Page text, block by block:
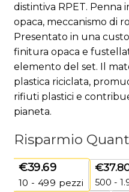
distintiva RPET. Penna
opaca, meccanismo di
Presentato in una
finitura opaca e
elemento del set. Il
plastica riciclata,
rifiuti plastici e
pianeta.
Risparmio
€39.69
10 - 499 pezzi
€
500 -